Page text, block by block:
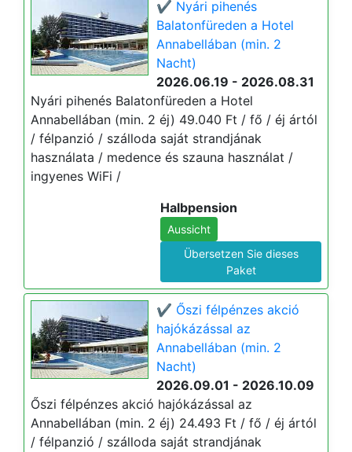
✔️ Nyári pihenés
Balatonfüreden a Hotel
Annabellában (min. 2
Nacht)
2026.06.19 - 2026.08.31
Nyári pihenés Balatonfüreden a Hotel
Annabellában (min. 2 éj) 49.040 Ft / fő / éj ártól
/ félpanzió / szálloda saját strandjának
használata / medence és szauna használat /
ingyenes WiFi /
Halbpension
Aussicht
Übersetzen Sie dieses
Paket
✔️ Őszi félpénzes akció
hajókázással az
Annabellában (min. 2
Nacht)
2026.09.01 - 2026.10.09
Őszi félpénzes akció hajókázással az
Annabellában (min. 2 éj) 24.493 Ft / fő / éj ártól
/ félpanzió / szálloda saját strandjának